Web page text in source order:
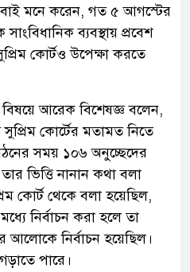
মনে করেন, গত ৫ আগস্টের
ব্যবস্থায় প্রবেশ
কোর্টও উপেক্ষা করতে
আরেক বিশেষজ্ঞ বলেন,
কোর্টের মতামত নিতে
সময় ১০৬ অনুচ্ছেদের
ভিত্তি নানান কথা বলা
কোর্ট থেকে বলা হয়েছিল,
নির্বাচন করা হলে তা
আলোকে নির্বাচন হয়েছিল।
পারে।